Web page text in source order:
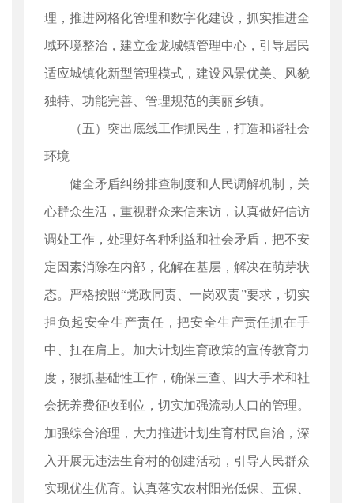
理，推进网格化管理和数字化建设，抓实推进全
域环境整治，建立金龙城镇管理中心，引导居民
适应城镇化新型管理模式，建设风景优美、风貌
独特、功能完善、管理规范的美丽乡镇。
（五）突出底线工作抓民生，打造和谐社会
环境
健全矛盾纠纷排查制度和人民调解机制，关
心群众生活，重视群众来信来访，认真做好信访
调处工作，处理好各种利益和社会矛盾，把不安
定因素消除在内部，化解在基层，解决在萌芽状
态。严格按照“党政同责、一岗双责”要求，切实
担负起安全生产责任，把安全生产责任抓在手
中、扛在肩上。加大计划生育政策的宣传教育力
度，狠抓基础性工作，确保三查、四大手术和社
会抚养费征收到位，切实加强流动人口的管理。
加强综合治理，大力推进计划生育村民自治，深
入开展无违法生育村的创建活动，引导人民群众
实现优生优育。认真落实农村阳光低保、五保、